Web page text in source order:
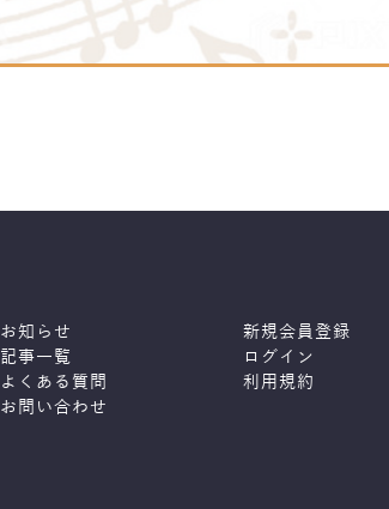
お知らせ
記事一覧
よくある質問
お問い合わせ
新規会員登録
ログイン
利用規約